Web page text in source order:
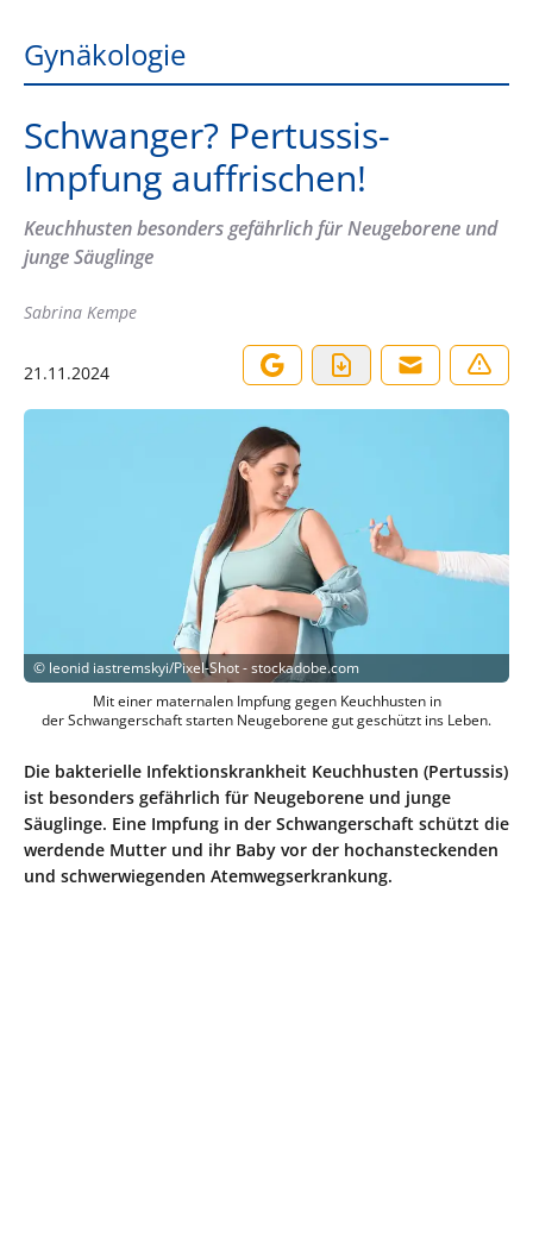
Gynäkologie
Schwanger? Pertussis-
Impfung auffrischen!
Keuchhusten besonders gefährlich für Neugeborene und
junge Säuglinge
Sabrina Kempe
21.11.2024
© leonid iastremskyi/Pixel-Shot - stockadobe.com
Mit einer maternalen Impfung gegen Keuchhusten in
der Schwangerschaft starten Neugeborene gut geschützt ins Leben.
Die bakterielle Infektionskrankheit Keuchhusten (Pertussis)
ist besonders gefährlich für Neugeborene und junge
Säuglinge. Eine Impfung in der Schwangerschaft schützt die
werdende Mutter und ihr Baby vor der hochansteckenden
und schwerwiegenden Atemwegserkrankung.